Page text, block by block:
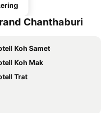
Chanthaburi
Koh Samet
Koh Mak
Trat